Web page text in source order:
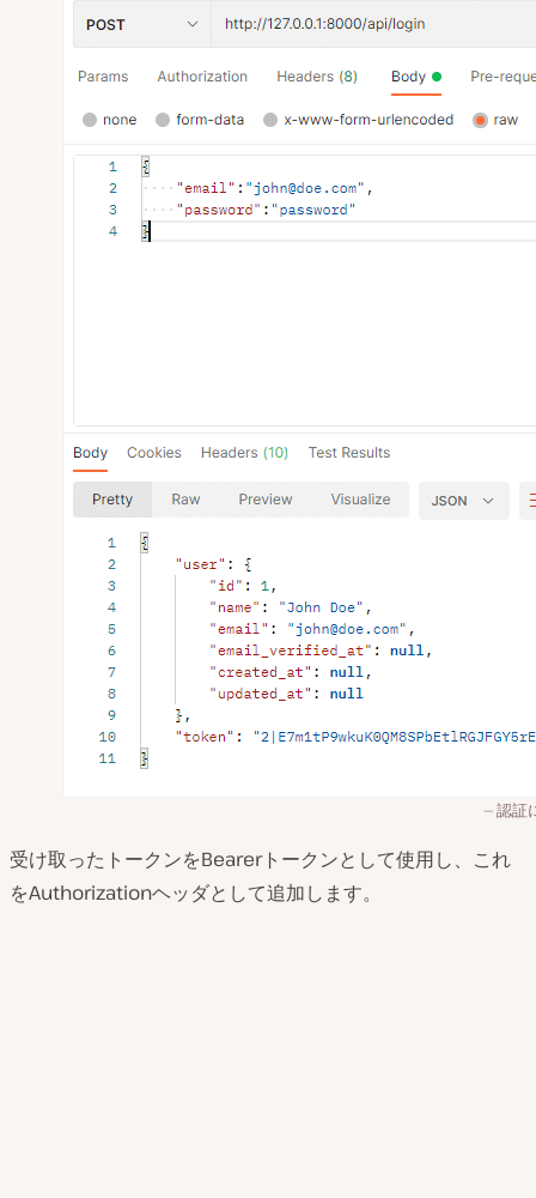
認証
受け取ったトークンをBearerトークンとして使用し、これ
をAuthorizationヘッダとして追加します。